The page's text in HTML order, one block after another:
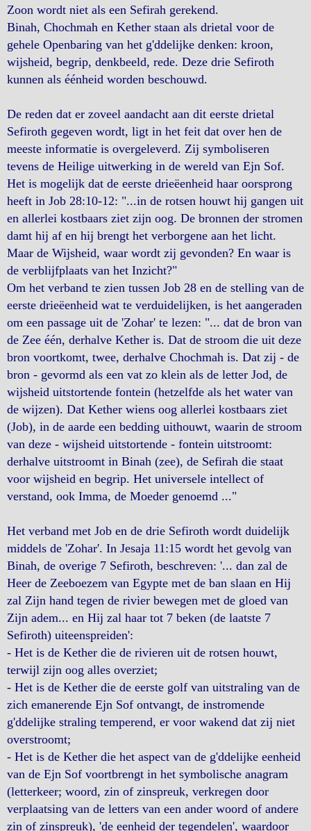
Zoon wordt niet als een Sefirah gerekend.
Binah, Chochmah en Kether staan als drietal voor de
gehele Openbaring van het g'ddelijke denken: kroon,
wijsheid, begrip, denkbeeld, rede. Deze drie Sefiroth
kunnen als éénheid worden beschouwd.
De reden dat er zoveel aandacht aan dit eerste drietal
Sefiroth gegeven wordt, ligt in het feit dat over hen de
meeste informatie is overgeleverd. Zij symboliseren
tevens de Heilige uitwerking in de wereld van Ejn Sof.
Het is mogelijk dat de eerste drieëenheid haar oorsprong
heeft in Job 28:10-12: "...in de rotsen houwt hij gangen uit
en allerlei kostbaars ziet zijn oog. De bronnen der stromen
damt hij af en hij brengt het verborgene aan het licht.
Maar de Wijsheid, waar wordt zij gevonden? En waar is
de verblijfplaats van het Inzicht?"
Om het verband te zien tussen Job 28 en de stelling van de
eerste drieëenheid wat te verduidelijken, is het aangeraden
om een passage uit de 'Zohar' te lezen: "... dat de bron van
de Zee één, derhalve Kether is. Dat de stroom die uit deze
bron voortkomt, twee, derhalve Chochmah is. Dat zij - de
bron - gevormd als een vat zo klein als de letter Jod, de
wijsheid uitstortende fontein (hetzelfde als het water van
de wijzen). Dat Kether wiens oog allerlei kostbaars ziet
(Job), in de aarde een bedding uithouwt, waarin de stroom
van deze - wijsheid uitstortende - fontein uitstroomt:
derhalve uitstroomt in Binah (zee), de Sefirah die staat
voor wijsheid en begrip. Het universele intellect of
verstand, ook Imma, de Moeder genoemd ..."
Het verband met Job en de drie Sefiroth wordt duidelijk
middels de 'Zohar'. In Jesaja 11:15 wordt het gevolg van
Binah, de overige 7 Sefiroth, beschreven: '... dan zal de
Heer de Zeeboezem van Egypte met de ban slaan en Hij
zal Zijn hand tegen de rivier bewegen met de gloed van
Zijn adem... en Hij zal haar tot 7 beken (de laatste 7
Sefiroth) uiteenspreiden':
- Het is de Kether die de rivieren uit de rotsen houwt,
terwijl zijn oog alles overziet;
- Het is de Kether die de eerste golf van uitstraling van de
zich emanerende Ejn Sof ontvangt, de instromende
g'ddelijke straling temperend, er voor wakend dat zij niet
overstroomt;
- Het is de Kether die het aspect van de g'ddelijke eenheid
van de Ejn Sof voortbrengt in het symbolische anagram
(letterkeer; woord, zin of zinspreuk, verkregen door
verplaatsing van de letters van een ander woord of andere
zin of zinspreuk), 'de eenheid der tegendelen', waardoor